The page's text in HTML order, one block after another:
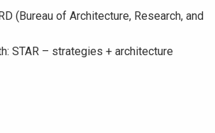
(Bureau of Architecture, Research, and
STAR – strategies + architecture